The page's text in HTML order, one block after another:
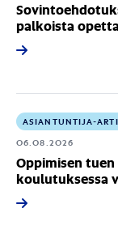
palkoista
ASIANTUNTIJA-
06.08.2026
Oppimisen
koulutuksessa